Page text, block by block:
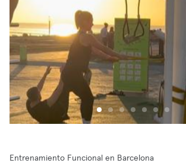
Entrenamiento Funcional en Barcelona